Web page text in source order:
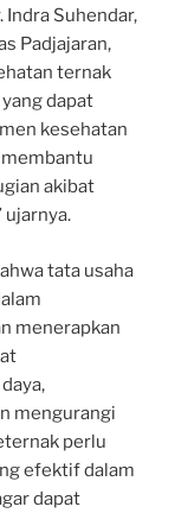
Indra Suhendar,
Padjajaran,
ternak
dapat
kesehatan
akibat
ujarnya.
tata usaha
menerapkan
mengurangi
perlu
efektif dalam
dapat